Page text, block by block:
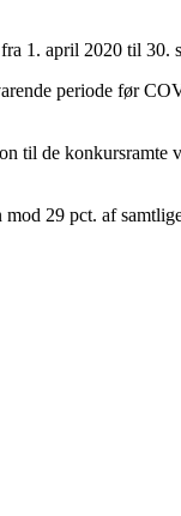
1. april 2020 til
periode før
til de
29 pct. af